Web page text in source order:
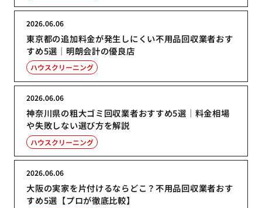
東京都の追加料金が発生しにくい不用品回収業者おす
すめ5選｜明朗会計の優良店
2026.06.06
ハウスクリーニング
神奈川県の粗大ゴミ回収業者おすすめ5選｜料金相場
や失敗しない選び方を解説
2026.06.06
ハウスクリーニング
大阪の実家を片付けるならどこ？不用品回収業者おす
すめ5選【プロが徹底比較】
2026.06.06